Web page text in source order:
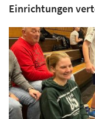
Einrichtungen